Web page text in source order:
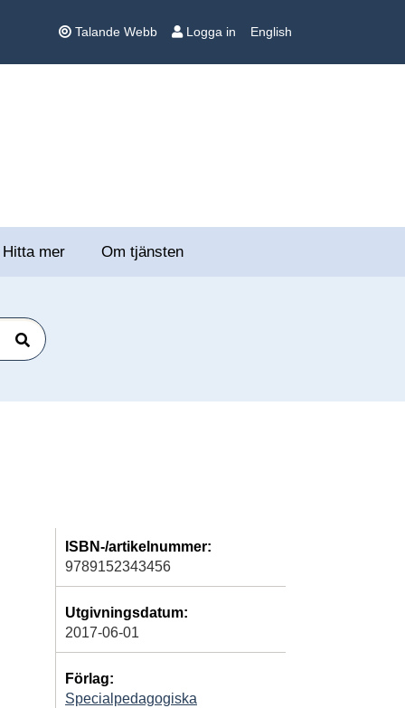
Talande Webb Logga in English
Hitta mer Om tjänsten
Sök
ISBN-/artikelnummer:
9789152343456
Utgivningsdatum:
2017-06-01
Förlag:
Specialpedagogiska